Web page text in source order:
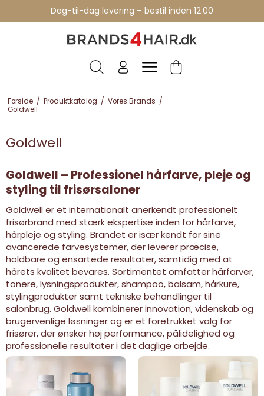
Dag-til-dag levering – bestil inden 12:00
Professionelle brands - over 15 års erfaring
Forside / Produktkatalog / Vores Brands /
Goldwell
Goldwell
Goldwell – Professionel hårfarve, pleje og
styling til frisørsaloner
Goldwell er et internationalt anerkendt professionelt
frisørbrand med stærk ekspertise inden for hårfarve,
hårpleje og styling. Brandet er især kendt for sine
avancerede farvesystemer, der leverer præcise,
holdbare og ensartede resultater, samtidig med at
hårets kvalitet bevares. Sortimentet omfatter hårfarver,
tonere, lysningsprodukter, shampoo, balsam, hårkure,
stylingprodukter samt tekniske behandlinger til
salonbrug. Goldwell kombinerer innovation, videnskab og
brugervenlige løsninger og er et foretrukket valg for
frisører, der ønsker høj performance, pålidelighed og
professionelle resultater i det daglige arbejde.